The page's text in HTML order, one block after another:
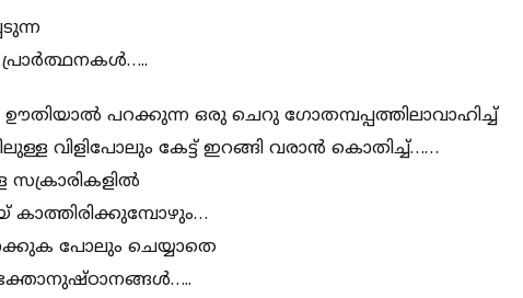
പറക്കുന്ന ഒരു ചെറു ഗോതമ്പപ്പത്തിലാവാഹിച്ച്
വിളിപോലും കേട്ട് ഇറങ്ങി വരാൻ കൊതിച്ച്……
സക്രാരികളിൽ
കാത്തിരിക്കുമ്പോഴും…
പോലും ചെയ്യാതെ
ഭക്താനുഷ്ഠാനങ്ങൾ…..